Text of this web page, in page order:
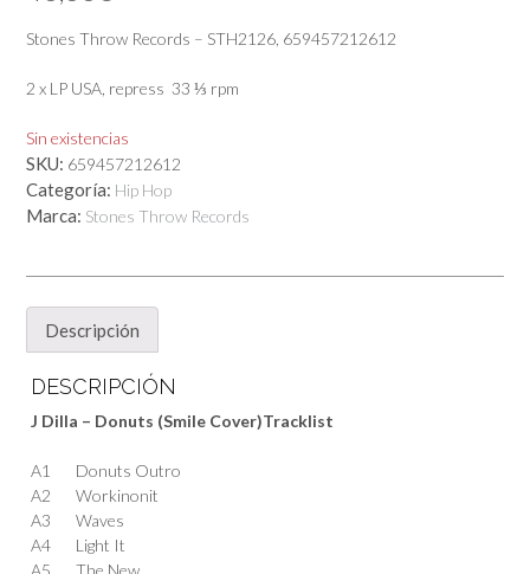
Stones Throw Records – STH2126, 659457212612
2 x LP USA, repress 33 ⅓ rpm
Sin existencias
SKU: 659457212612
Categoría: Hip Hop
Marca: Stones Throw Records
Descripción
DESCRIPCIÓN
J Dilla – Donuts (Smile Cover)Tracklist
A1
Donuts Outro
A2
Workinonit
A3
Waves
A4
Light It
A5
The New